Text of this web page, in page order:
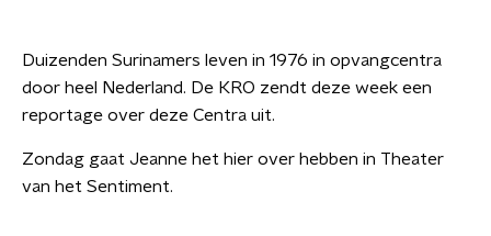
Duizenden Surinamers leven in 1976 in opvangcentra
door heel Nederland. De KRO zendt deze week een
reportage over deze Centra uit.
Zondag gaat Jeanne het hier over hebben in Theater
van het Sentiment.